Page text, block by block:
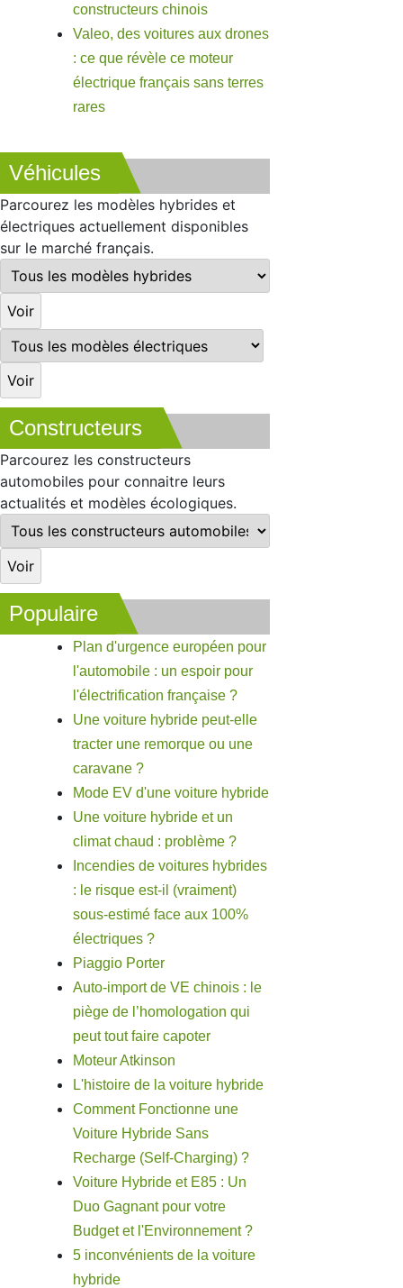
constructeurs chinois
Valeo, des voitures aux drones
: ce que révèle ce moteur
électrique français sans terres
rares
Véhicules
Parcourez les modèles hybrides et
électriques actuellement disponibles
sur le marché français.
Constructeurs
Parcourez les constructeurs
automobiles pour connaitre leurs
actualités et modèles écologiques.
Populaire
Plan d'urgence européen pour
l'automobile : un espoir pour
l'électrification française ?
Une voiture hybride peut-elle
tracter une remorque ou une
caravane ?
Mode EV d'une voiture hybride
Une voiture hybride et un
climat chaud : problème ?
Incendies de voitures hybrides
: le risque est-il (vraiment)
sous-estimé face aux 100%
électriques ?
Piaggio Porter
Auto-import de VE chinois : le
piège de l’homologation qui
peut tout faire capoter
Moteur Atkinson
L'histoire de la voiture hybride
Comment Fonctionne une
Voiture Hybride Sans
Recharge (Self-Charging) ?
Voiture Hybride et E85 : Un
Duo Gagnant pour votre
Budget et l'Environnement ?
5 inconvénients de la voiture
hybride